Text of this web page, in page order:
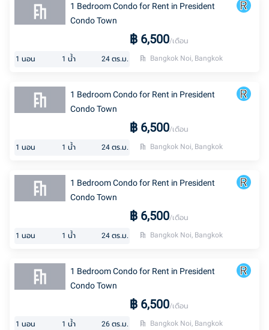
1 Bedroom Condo for Rent in President
Condo Town
฿ 6,500/เดือน
1 นอน 1 น้ำ 24 ตร.ม. Bangkok Noi, Bangkok
1 Bedroom Condo for Rent in President
Condo Town
฿ 6,500/เดือน
1 นอน 1 น้ำ 24 ตร.ม. Bangkok Noi, Bangkok
1 Bedroom Condo for Rent in President
Condo Town
฿ 6,500/เดือน
1 นอน 1 น้ำ 24 ตร.ม. Bangkok Noi, Bangkok
1 Bedroom Condo for Rent in President
Condo Town
฿ 6,500/เดือน
1 นอน 1 น้ำ 26 ตร.ม. Bangkok Noi, Bangkok